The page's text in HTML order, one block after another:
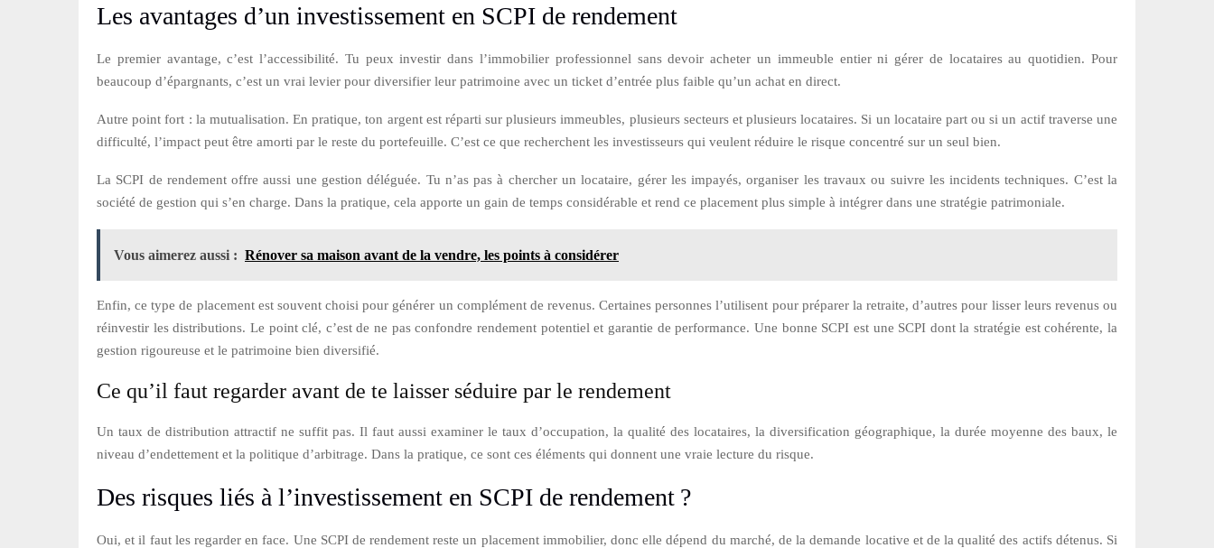
Les avantages d’un investissement en SCPI de rendement
Le premier avantage, c’est l’accessibilité. Tu peux investir dans l’immobilier professionnel sans devoir acheter un immeuble entier ni gérer de locataires au quotidien. Pour
beaucoup d’épargnants, c’est un vrai levier pour diversifier leur patrimoine avec un ticket d’entrée plus faible qu’un achat en direct.
Autre point fort : la mutualisation. En pratique, ton argent est réparti sur plusieurs immeubles, plusieurs secteurs et plusieurs locataires. Si un locataire part ou si un actif traverse une
difficulté, l’impact peut être amorti par le reste du portefeuille. C’est ce que recherchent les investisseurs qui veulent réduire le risque concentré sur un seul bien.
La SCPI de rendement offre aussi une gestion déléguée. Tu n’as pas à chercher un locataire, gérer les impayés, organiser les travaux ou suivre les incidents techniques. C’est la
société de gestion qui s’en charge. Dans la pratique, cela apporte un gain de temps considérable et rend ce placement plus simple à intégrer dans une stratégie patrimoniale.
Vous aimerez aussi : Rénover sa maison avant de la vendre, les points à considérer
Enfin, ce type de placement est souvent choisi pour générer un complément de revenus. Certaines personnes l’utilisent pour préparer la retraite, d’autres pour lisser leurs revenus ou
réinvestir les distributions. Le point clé, c’est de ne pas confondre rendement potentiel et garantie de performance. Une bonne SCPI est une SCPI dont la stratégie est cohérente, la
gestion rigoureuse et le patrimoine bien diversifié.
Ce qu’il faut regarder avant de te laisser séduire par le rendement
Un taux de distribution attractif ne suffit pas. Il faut aussi examiner le taux d’occupation, la qualité des locataires, la diversification géographique, la durée moyenne des baux, le
niveau d’endettement et la politique d’arbitrage. Dans la pratique, ce sont ces éléments qui donnent une vraie lecture du risque.
Des risques liés à l’investissement en SCPI de rendement ?
Oui, et il faut les regarder en face. Une SCPI de rendement reste un placement immobilier, donc elle dépend du marché, de la demande locative et de la qualité des actifs détenus. Si